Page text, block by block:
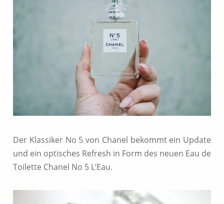
Der Klassiker No 5 von Chanel bekommt ein Update
und ein optisches Refresh in Form des neuen Eau de
Toilette Chanel No 5 L’Eau.